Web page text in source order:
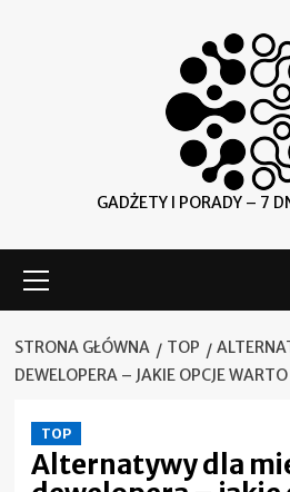
GADŻETY I PORADY – 7
główne
STRONA GŁÓWNA TOP
DEWELOPERA – JAKIE OPCJE
TOP
Alternatywy dla